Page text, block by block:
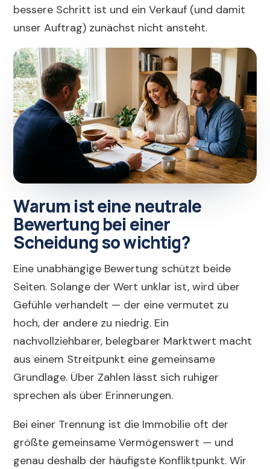
bessere Schritt ist und ein Verkauf (und damit
unser Auftrag) zunächst nicht ansteht.
Warum ist eine neutrale
Bewertung bei einer
Scheidung so wichtig?
Eine unabhängige Bewertung schützt beide
Seiten. Solange der Wert unklar ist, wird über
Gefühle verhandelt — der eine vermutet zu
hoch, der andere zu niedrig. Ein
nachvollziehbarer, belegbarer Marktwert macht
aus einem Streitpunkt eine gemeinsame
Grundlage. Über Zahlen lässt sich ruhiger
sprechen als über Erinnerungen.
Bei einer Trennung ist die Immobilie oft der
größte gemeinsame Vermögenswert — und
genau deshalb der häufigste Konfliktpunkt. Wir